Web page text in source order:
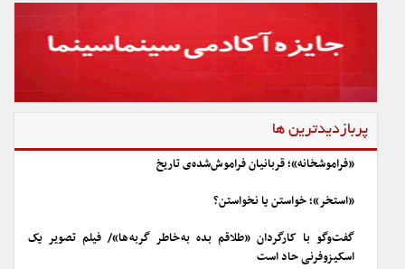
پربازدیدترین ها
«فراموشخانه»؛ قربانیان فراموش‌شده‌ی تاریخ
«استخر»؛ خواستن یا نخواستن؟
گفت‌وگو با کارگردان «طلاقم بده به خاطر گربه ها»/ فیلم تصویر یک
اسکیزوفرنی حاد است